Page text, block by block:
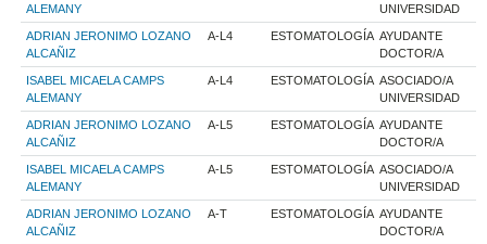
ALEMANY
UNIVERSIDAD
ADRIAN JERONIMO LOZANO
ALCAÑIZ
A-L4 ESTOMATOLOGÍA AYUDANTE
DOCTOR/A
ISABEL MICAELA CAMPS
ALEMANY
A-L4 ESTOMATOLOGÍA ASOCIADO/A
UNIVERSIDAD
ADRIAN JERONIMO LOZANO
ALCAÑIZ
A-L5 ESTOMATOLOGÍA AYUDANTE
DOCTOR/A
ISABEL MICAELA CAMPS
ALEMANY
A-L5 ESTOMATOLOGÍA ASOCIADO/A
UNIVERSIDAD
ADRIAN JERONIMO LOZANO
ALCAÑIZ
A-T ESTOMATOLOGÍA AYUDANTE
DOCTOR/A